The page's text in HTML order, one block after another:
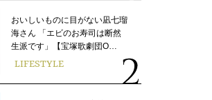
おいしいものに目がない凪七瑠
海さん 「エビのお寿司は断然
生派です」【宝塚歌劇団O…
LIFESTYLE